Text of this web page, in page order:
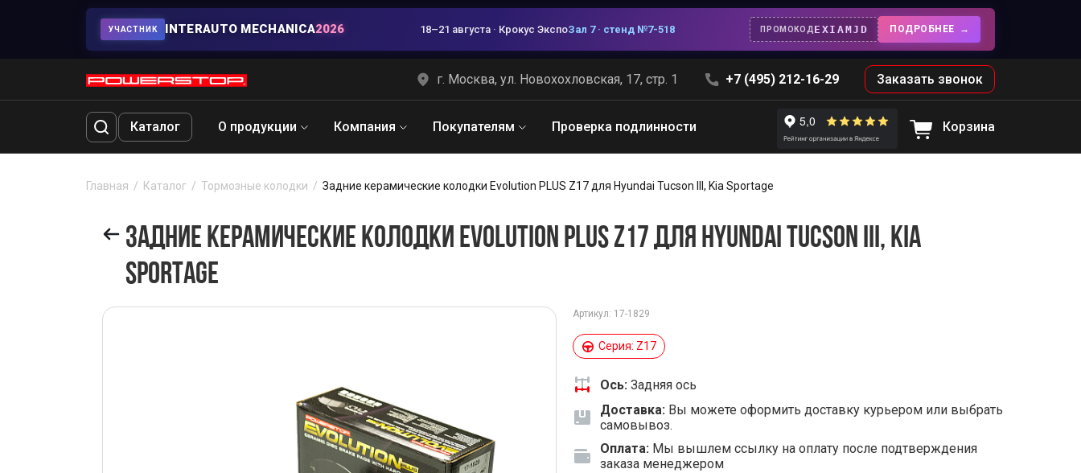
УЧАСТНИК INTERAUTO MECHANICA2026 18–21 августа · Крокус ЭкспоЗал 7 · стенд №7-518 ПРОМОКОДEXIAMJD ПОДРОБНЕЕ
г. Москва, ул. Новохохловская, 17, стр. 1 +7 (495) 212-16-29 Заказать звонок
Каталог О продукции Компания Покупателям Проверка подлинности Корзина
Главная Каталог Тормозные колодки Задние керамические колодки Evolution PLUS Z17 для Hyundai Tucson III, Kia Sportage
ЗАДНИЕ КЕРАМИЧЕСКИЕ КОЛОДКИ EVOLUTION PLUS Z17 ДЛЯ HYUNDAI TUCSON III, KIA
SPORTAGE
Артикул: 17-1829
Серия: Z17
Ось: Задняя ось
Доставка: Вы можете оформить доставку курьером или выбрать
самовывоз.
Оплата: Мы вышлем ссылку на оплату после подтверждения
заказа менеджером